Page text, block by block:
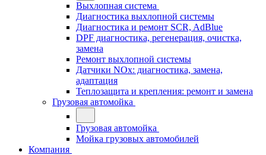
Выхлопная система
Диагностика выхлопной системы
Диагностика и ремонт SCR, AdBlue
DPF диагностика, регенерация, очистка,
замена
Ремонт выхлопной системы
Датчики NOx: диагностика, замена,
адаптация
Теплозащита и крепления: ремонт и замена
Грузовая автомойка
Грузовая автомойка
Мойка грузовых автомобилей
Компания